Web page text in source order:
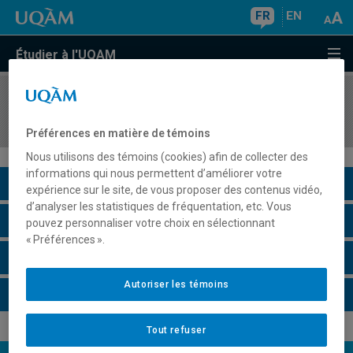
FR EN
Étudier à l'UQAM
COURS//
Description du cours
Horaire - Été 2026
Préférences en matière de témoins
Nous utilisons des témoins (cookies) afin de collecter des
informations qui nous permettent d’améliorer votre
expérience sur le site, de vous proposer des contenus vidéo,
d’analyser les statistiques de fréquentation, etc. Vous
pouvez personnaliser votre choix en sélectionnant
« Préférences ».
Tout refuser
Autoriser les témoins